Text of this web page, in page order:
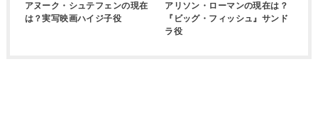
アヌーク・シュテフェンの現在
は？実写映画ハイジ子役
アリソン・ローマンの現在は？
『ビッグ・フィッシュ』サンド
ラ役